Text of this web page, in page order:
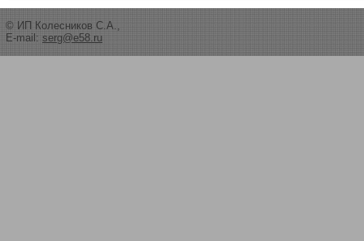
© ИП Колесников С.А.,
E-mail: serg@e58.ru